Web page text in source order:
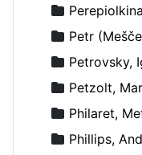
Petr
Petrovsky,
Petzolt,
Philaret,
Phillips,